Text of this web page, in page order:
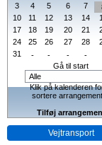
3
4 5 6 7
10
11 12 13 14
17
18 19 20 21
24
25 26 27 28
31
- - - -
Gå til start
Klik på kalenderen
sortere
Tilføj
Vejtransport